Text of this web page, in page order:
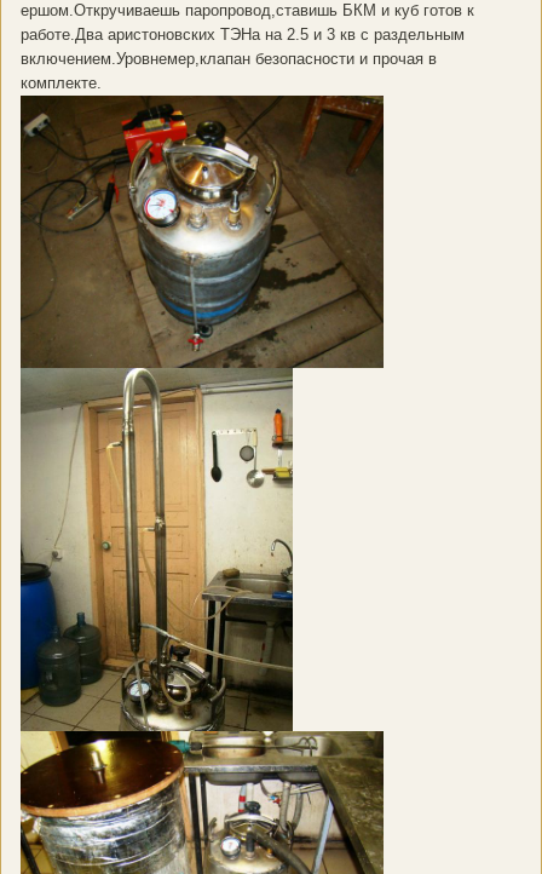
ершом.Откручиваешь паропровод,ставишь БКМ и куб готов к
работе.Два аристоновских ТЭНа на 2.5 и 3 кв с раздельным
включением.Уровнемер,клапан безопасности и прочая в
комплекте.